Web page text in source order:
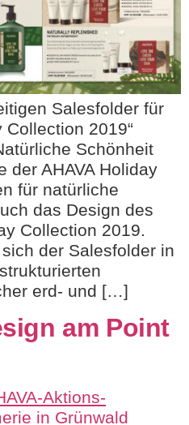
Salesfolder für
Collection 2019“
Schönheit
der AHAVA Holiday
für natürliche
das Design des
Collection 2019.
der Salesfolder in
erd- und […]
am Point